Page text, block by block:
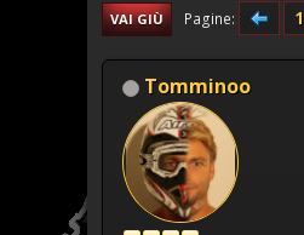
VAI GIÙ Pagine 1
Tomminoo